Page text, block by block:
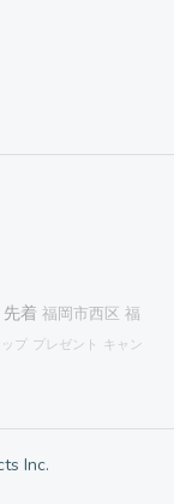
先着 福岡市西区 福
プ プレゼント キャン
Inc.